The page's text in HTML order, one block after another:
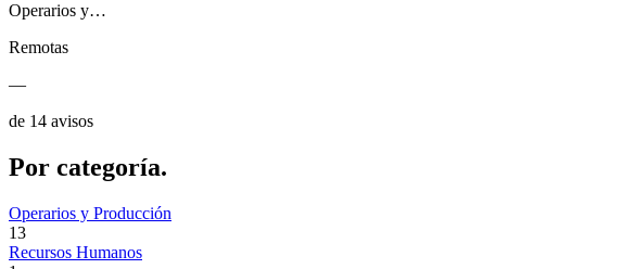
Operarios y…
Remotas
—
de 14 avisos
Por categoría.
Operarios y Producción
13
Recursos Humanos